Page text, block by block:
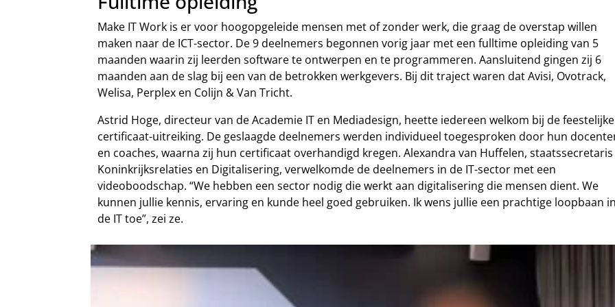
Make IT Work is er voor hoogopgeleide mensen met of zonder werk, die graag de overstap willen
maken naar de ICT-sector. De 9 deelnemers begonnen vorig jaar met een fulltime opleiding van 5
maanden waarin zij leerden software te ontwerpen en te programmeren. Aansluitend gingen zij 6
maanden aan de slag bij een van de betrokken werkgevers. Bij dit traject waren dat Avisi, Ovotrack,
Welisa, Perplex en Colijn & Van Tricht.
Astrid Hoge, directeur van de Academie IT en Mediadesign, heette iedereen welkom bij de feestelijke
certificaat-uitreiking. De geslaagde deelnemers werden individueel toegesproken door hun
en coaches, waarna zij hun certificaat overhandigd kregen. Alexandra van Huffelen, staatssecretaris
Koninkrijksrelaties en Digitalisering, verwelkomde de deelnemers in de IT-sector met een
videoboodschap. “We hebben een sector nodig die werkt aan digitalisering die mensen dient. We
kunnen jullie kennis, ervaring en kunde heel goed gebruiken. Ik wens jullie een prachtige loopbaan
de IT toe”, zei ze.